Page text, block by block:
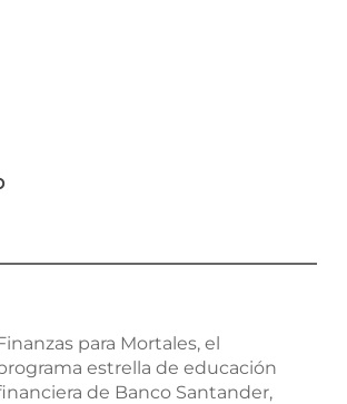
para Mortales, el
estrella de educación
de Banco Santander,